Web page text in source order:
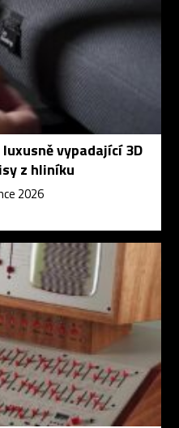
vypadající 3D
z hliníku
2026